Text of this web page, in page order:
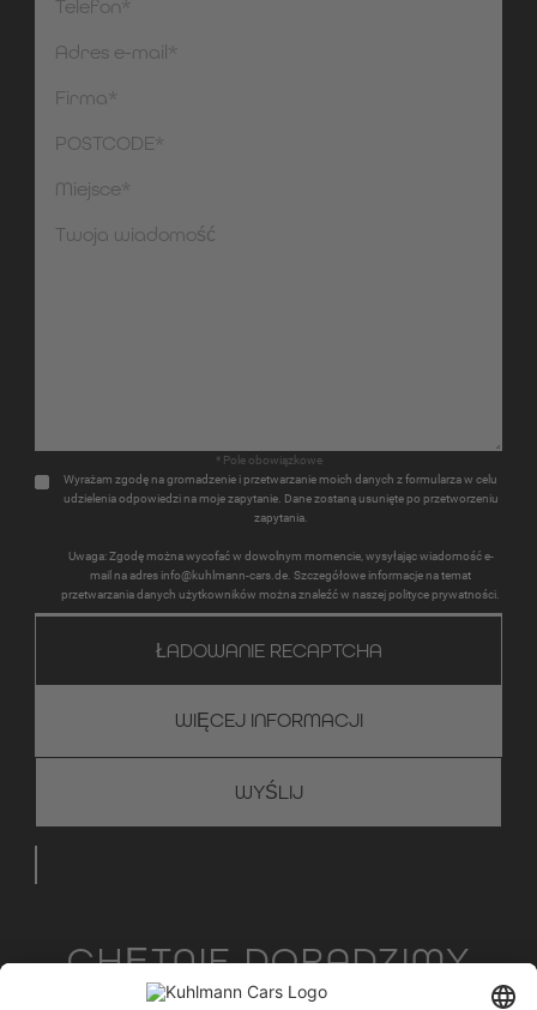
* Pole obowiązkowe
Wyrażam zgodę na gromadzenie i przetwarzanie moich danych z formularza w celu
udzielenia odpowiedzi na moje zapytanie. Dane zostaną usunięte po przetworzeniu
zapytania.
Uwaga: Zgodę można wycofać w dowolnym momencie, wysyłając wiadomość e-
mail na adres info@kuhlmann-cars.de. Szczegółowe informacje na temat
przetwarzania danych użytkowników można znaleźć w naszej polityce prywatności.
ŁADOWANIE RECAPTCHA
WIĘCEJ INFORMACJI
CHĘTNIE DORADZIMY